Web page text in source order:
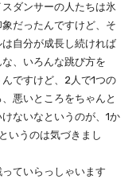
ダンサーの人たちは氷
だったんですけど、そ
自分が成長し続ければ
、いろんな跳び方を
ですけど、2人で1つの
悪いところをちゃんと
ないなというのが、1か
いうのは気づきまし
ていらっしゃいます